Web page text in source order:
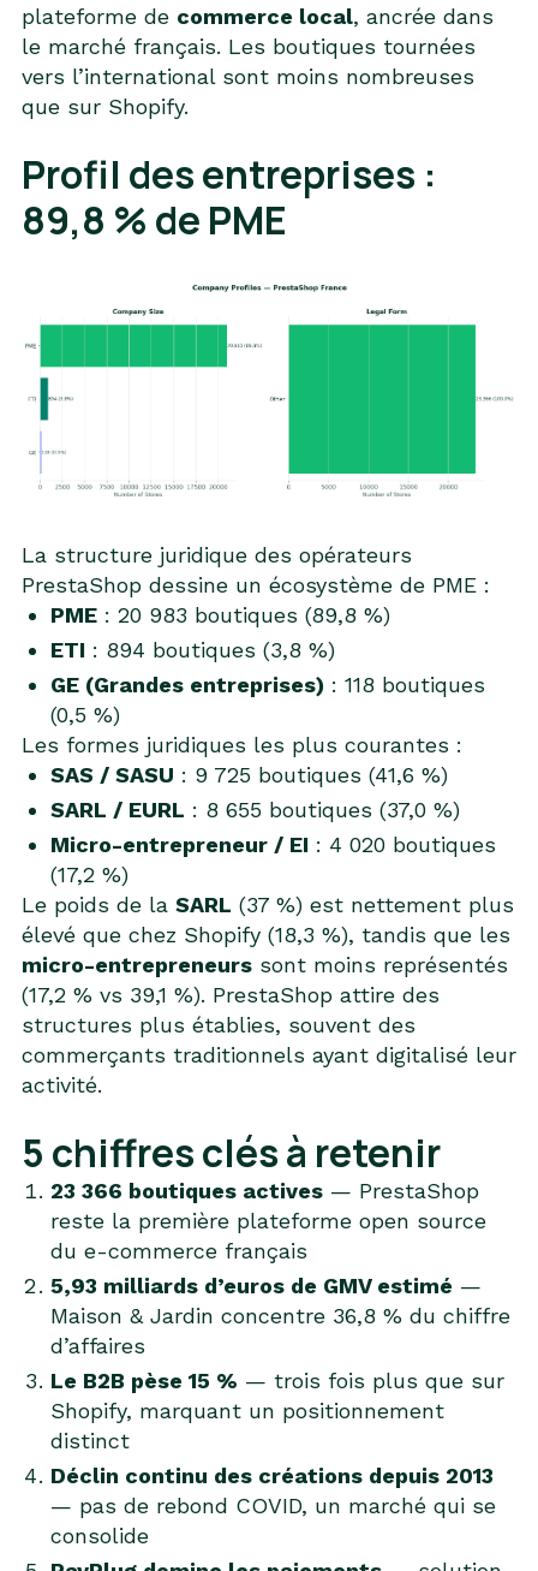
plateforme de commerce local, ancrée dans
le marché français. Les boutiques tournées
vers l’international sont moins nombreuses
que sur Shopify.
Profil des entreprises :
89,8 % de PME
La structure juridique des opérateurs
PrestaShop dessine un écosystème de PME :
PME : 20 983 boutiques (89,8 %)
ETI : 894 boutiques (3,8 %)
GE (Grandes entreprises) : 118 boutiques
(0,5 %)
Les formes juridiques les plus courantes :
SAS / SASU : 9 725 boutiques (41,6 %)
SARL / EURL : 8 655 boutiques (37,0 %)
Micro-entrepreneur / EI : 4 020 boutiques
(17,2 %)
Le poids de la SARL (37 %) est nettement plus
élevé que chez Shopify (18,3 %), tandis que les
micro-entrepreneurs sont moins représentés
(17,2 % vs 39,1 %). PrestaShop attire des
structures plus établies, souvent des
commerçants traditionnels ayant digitalisé leur
activité.
5 chiffres clés à retenir
23 366 boutiques actives — PrestaShop
reste la première plateforme open source
du e-commerce français
5,93 milliards d’euros de GMV estimé —
Maison & Jardin concentre 36,8 % du chiffre
d’affaires
Le B2B pèse 15 % — trois fois plus que sur
Shopify, marquant un positionnement
distinct
Déclin continu des créations depuis 2013
— pas de rebond COVID, un marché qui se
consolide